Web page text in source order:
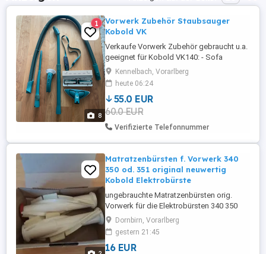
8
1
Vorwerk Zubehör Staubsauger
Kobold VK
Verkaufe Vorwerk Zubehör gebraucht u.a.
geeignet für Kobold VK140: - Sofa
Textilaufsatz - Saugschlauch -
Staubwischeraufsatz verstellbar -
Schlauchventildüse verstellbar -
Teleskoprohr verstellbar - Schultergurt
(verkauft!) - Frischer Kit für alle Kobold
und Tiger mit Elektrobürste EB 360 oder
EB 370. ...
Kennelbach, Vorarlberg
heute 06:24
55.0 EUR
60.0 EUR
Verifizierte Telefonnummer
Matratzenbürsten f. Vorwerk 340
350 od. 351 original neuwertig
Kobold Elektrobürste
ungebrauchte Matratzenbürsten orig.
Vorwerk für die Elektrobürsten 340 350
od. 351 zum Bürsten von Matratzen,
Couches und Sofas. Versand auf Anfrage
Dornbirn, Vorarlberg
gestern 21:45
16 EUR